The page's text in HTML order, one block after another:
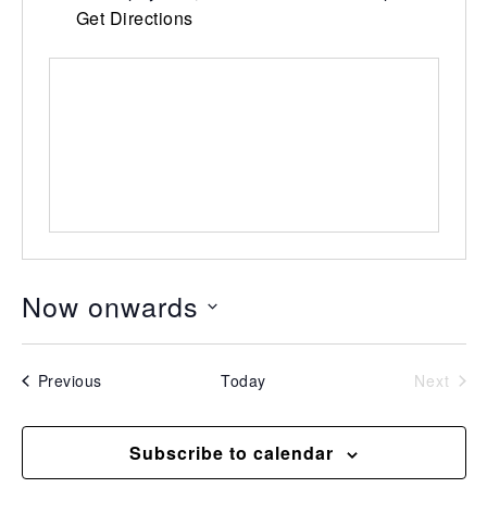
Get Directions
Now onwards
Select
date.
PreviousEvents Today Next
Subscribe to calendar